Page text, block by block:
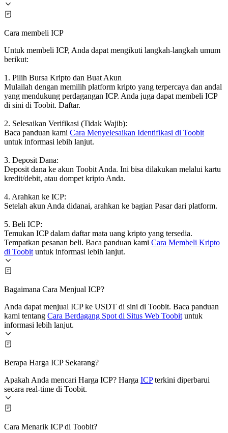
Cara membeli ICP
Untuk membeli ICP, Anda dapat mengikuti langkah-langkah umum
berikut:
1. Pilih Bursa Kripto dan Buat Akun
Mulailah dengan memilih platform kripto yang terpercaya dan andal
yang mendukung perdagangan ICP. Anda juga dapat membeli ICP
di sini di Toobit. Daftar.
2. Selesaikan Verifikasi (Tidak Wajib):
Baca panduan kami Cara Menyelesaikan Identifikasi di Toobit
untuk informasi lebih lanjut.
3. Deposit Dana:
Deposit dana ke akun Toobit Anda. Ini bisa dilakukan melalui kartu
kredit/debit, atau dompet kripto Anda.
4. Arahkan ke ICP:
Setelah akun Anda didanai, arahkan ke bagian Pasar dari platform.
5. Beli ICP:
Temukan ICP dalam daftar mata uang kripto yang tersedia.
Tempatkan pesanan beli. Baca panduan kami Cara Membeli Kripto
di Toobit untuk informasi lebih lanjut.
Bagaimana Cara Menjual ICP?
Anda dapat menjual ICP ke USDT di sini di Toobit. Baca panduan
kami tentang Cara Berdagang Spot di Situs Web Toobit untuk
informasi lebih lanjut.
Berapa Harga ICP Sekarang?
Apakah Anda mencari Harga ICP? Harga ICPterkini diperbarui
secara real-time di Toobit.
Cara Menarik ICP di Toobit?